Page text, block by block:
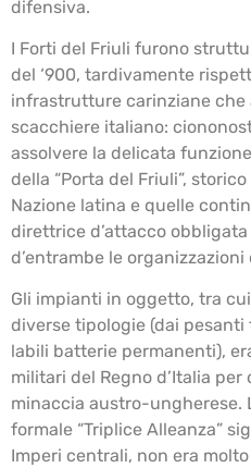
difensiva.
I Forti del Friuli furono
del ‘900, tardivamente
infrastrutture carinziane che
scacchiere italiano:
assolvere la delicata
della “Porta del Friuli”,
Nazione latina e quelle
direttrice d’attacco
d’entrambe le
Gli impianti in oggetto, tra
diverse tipologie (dai
labili batterie permanenti),
militari del Regno d’Italia
minaccia austro-ungherese.
formale “Triplice Alleanza”
Imperi centrali, non era